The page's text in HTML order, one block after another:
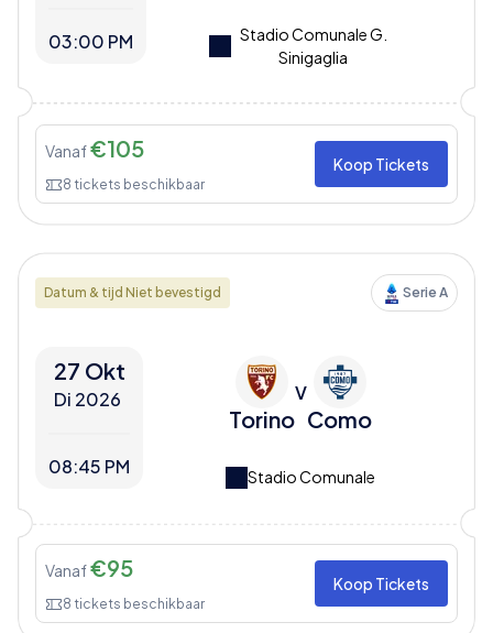
03:00 PM
Stadio Comunale G.
Sinigaglia
Vanaf€105
8 tickets beschikbaar
Koop Tickets
Datum & tijd Niet bevestigd Serie A
27 Okt
Di 2026
08:45 PM
Torino
V
Como
Stadio Comunale
Vanaf€95
8 tickets beschikbaar
Koop Tickets